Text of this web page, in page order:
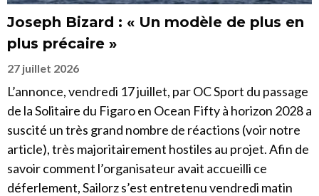
Joseph Bizard : « Un modèle de plus en
plus précaire »
27 juillet 2026
L’annonce, vendredi 17 juillet, par OC Sport du passage
de la Solitaire du Figaro en Ocean Fifty à horizon 2028 a
suscité un très grand nombre de réactions (voir notre
article), très majoritairement hostiles au projet. Afin de
savoir comment l’organisateur avait accueilli ce
déferlement, Sailorz s’est entretenu vendredi matin